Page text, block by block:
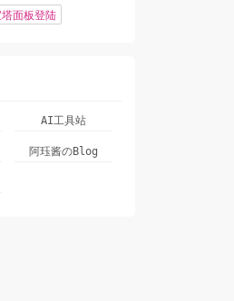
面板登陆
AI工具站
阿珏酱のBlog